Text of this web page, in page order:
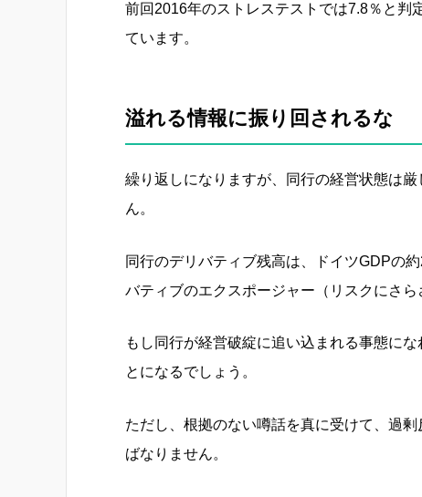
前回2016年のストレステストでは7.8％と判
ています。
溢れる情報に振り回されるな
繰り返しになりますが、同行の経営状態は
ん。
同行のデリバティブ残高は、ドイツGDPの
バティブのエクスポージャー（リスクにさ
もし同行が経営破綻に追い込まれる事態に
とになるでしょう。
ただし、根拠のない噂話を真に受けて、過
ばなりません。